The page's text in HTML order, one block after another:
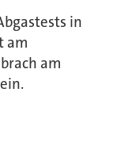
in
am
am